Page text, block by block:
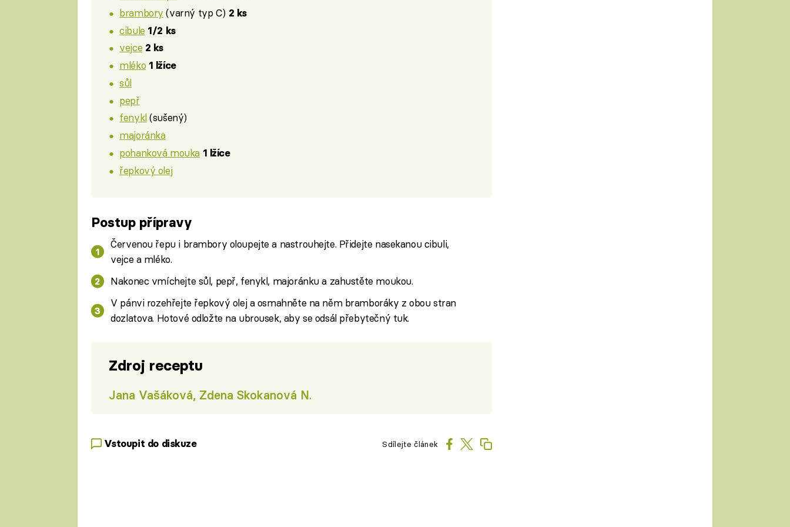
brambory (varný typ C) 2 ks
cibule 1/2 ks
vejce 2 ks
mléko 1 lžíce
sůl
pepř
fenykl(sušený)
majoránka
pohanková mouka 1 lžíce
řepkový olej
Postup přípravy
Červenou řepu i brambory oloupejte a nastrouhejte. Přidejte nasekanou cibuli,
vejce a mléko.
Nakonec vmíchejte sůl, pepř, fenykl, majoránku a zahustěte moukou.
V pánvi rozehřejte řepkový olej a osmahněte na něm bramboráky z obou stran
dozlatova. Hotové odložte na ubrousek, aby se odsál přebytečný tuk.
Zdroj receptu
Jana Vašáková, Zdena Skokanová N.
Vstoupit do diskuze Sdílejte článek